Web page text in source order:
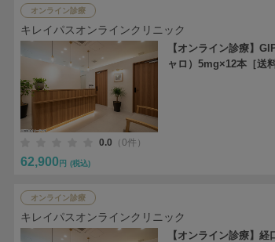
オンライン診療
キレイパスオンラインクリニック
【オンライン診療】
ャロ）5mg×12本［送
0.0 （0件）
62,900 円 (税込)
オンライン診療
キレイパスオンラインクリニック
【オンライン診療】